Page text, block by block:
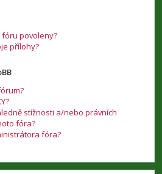
povoleny?
přílohy?
stížnosti a/nebo právních
fóra?
fóra?